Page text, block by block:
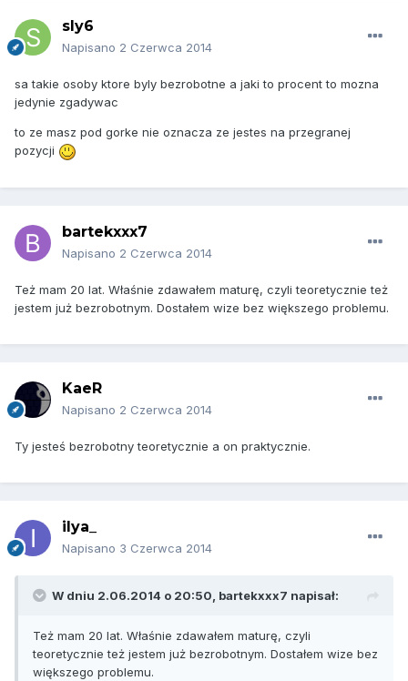
sly6
Napisano 2 Czerwca 2014
sa takie osoby ktore byly bezrobotne a jaki to procent to mozna
jedynie zgadywac
to ze masz pod gorke nie oznacza ze jestes na przegranej
pozycji
bartekxxx7
Napisano 2 Czerwca 2014
Też mam 20 lat. Właśnie zdawałem maturę, czyli teoretycznie też
jestem już bezrobotnym. Dostałem wize bez większego problemu.
KaeR
Napisano 2 Czerwca 2014
Ty jesteś bezrobotny teoretycznie a on praktycznie.
ilya_
Napisano 3 Czerwca 2014
W dniu 2.06.2014 o 20:50, bartekxxx7 napisał:
Też mam 20 lat. Właśnie zdawałem maturę, czyli
teoretycznie też jestem już bezrobotnym. Dostałem wize bez
większego problemu.